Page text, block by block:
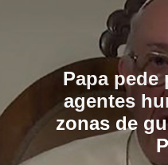
Papa pede
agentes
zonas de